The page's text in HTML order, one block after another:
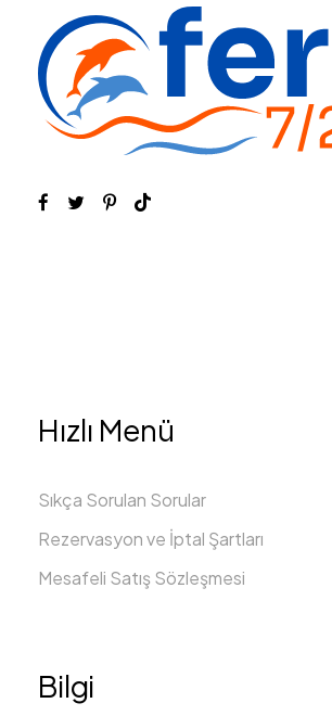
Hızlı Menü
Sıkça Sorulan Sorular
Rezervasyon ve İptal Şartları
Mesafeli Satış Sözleşmesi
Bilgi